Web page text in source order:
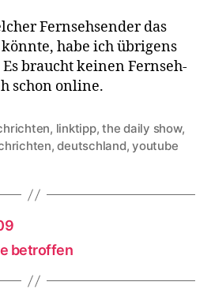
Fern­seh­sen­der das
habe ich übri­gens
braucht kei­nen Fern­seh­
schon online.
, linktipp,the daily show,
,deutschland,youtube
betroffen